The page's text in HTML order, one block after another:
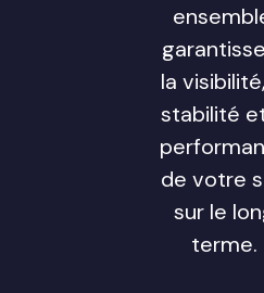
la
stabilité
de votre
sur le
terme.